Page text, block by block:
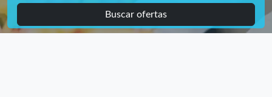
Buscar ofertas